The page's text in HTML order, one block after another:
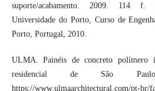
suporte/acabamento. 2009. 114 f.
Universidade do Porto, Curso de
Porto, Portugal, 2010.
ULMA. Painéis de concreto polímero
residencial de São
https://www.ulmaarchitectural.com/pt-br/